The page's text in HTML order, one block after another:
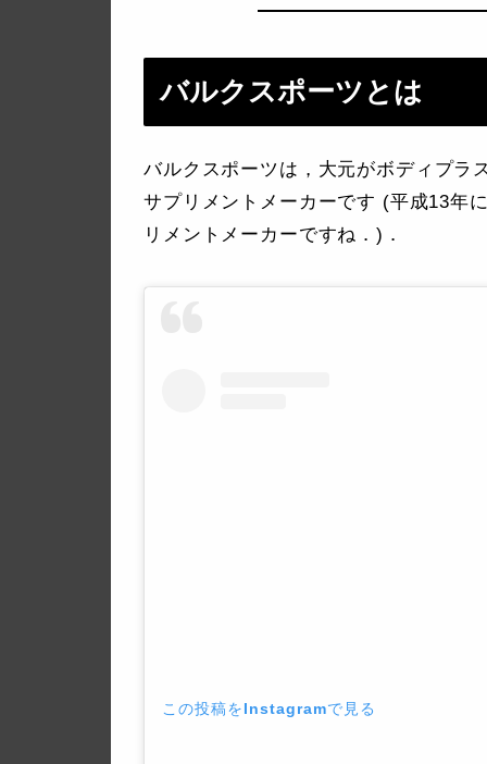
バルクスポーツとは
バルクスポーツは，大元がボディプラ
サプリメントメーカーです (平成13年
リメントメーカーですね．)．
この投稿をInstagramで見る